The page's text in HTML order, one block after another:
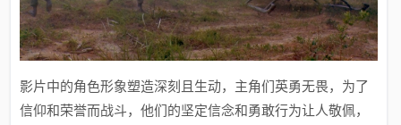
影片中的角色形象塑造深刻且生动，主角们英勇无畏，为了
信仰和荣誉而战斗，他们的坚定信念和勇敢行为让人敬佩，